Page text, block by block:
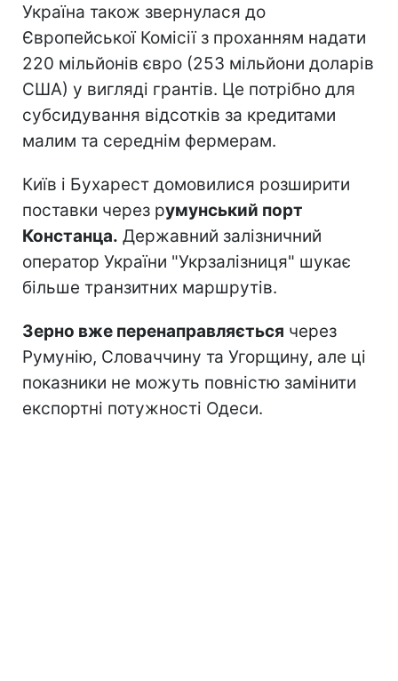
Україна також звернулася до
Європейської Комісії з проханням надати
220 мільйонів євро (253 мільйони доларів
США) у вигляді грантів. Це потрібно для
субсидування відсотків за кредитами
малим та середнім фермерам.
Київ і Бухарест домовилися розширити
поставки через румунський порт
Констанца. Державний залізничний
оператор України "Укрзалізниця" шукає
більше транзитних маршрутів.
Зерно вже перенаправляється через
Румунію, Словаччину та Угорщину, але ці
показники не можуть повністю замінити
експортні потужності Одеси.